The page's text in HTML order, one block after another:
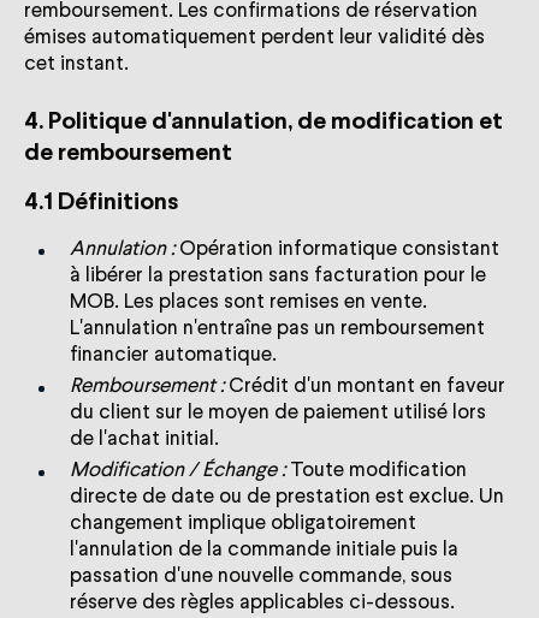
remboursement. Les confirmations de réservation
émises automatiquement perdent leur validité dès
cet instant.
4. Politique d'annulation, de modification et
de remboursement
4.1 Définitions
Annulation :Opération informatique consistant
à libérer la prestation sans facturation pour le
MOB. Les places sont remises en vente.
L'annulation n'entraîne pas un remboursement
financier automatique.
Remboursement :Crédit d'un montant en faveur
du client sur le moyen de paiement utilisé lors
de l'achat initial.
Modification / Échange :Toute modification
directe de date ou de prestation est exclue. Un
changement implique obligatoirement
l'annulation de la commande initiale puis la
passation d'une nouvelle commande, sous
réserve des règles applicables ci-dessous.